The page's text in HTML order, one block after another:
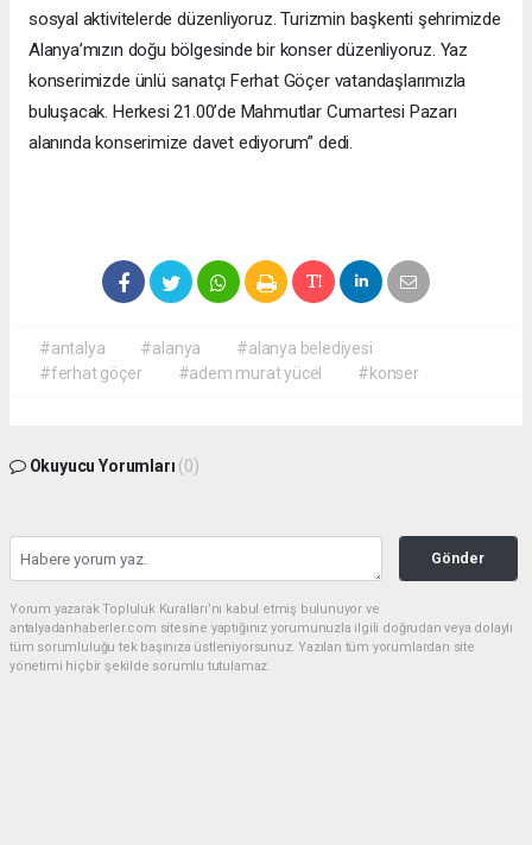
sosyal aktivitelerde düzenliyoruz. Turizmin başkenti şehrimizde
Alanya’mızın doğu bölgesinde bir konser düzenliyoruz. Yaz
konserimizde ünlü sanatçı Ferhat Göçer vatandaşlarımızla
buluşacak. Herkesi 21.00’de Mahmutlar Cumartesi Pazarı
alanında konserimize davet ediyorum” dedi.
#antalya #alanya
#alanya belediyesi
#ferhat göçer
#adem murat yücel #konser
Okuyucu Yorumları (0)
Gönder
Yorum yazarak Topluluk Kuralları’nı kabul etmiş bulunuyor ve
antalyadanhaberler.com sitesine yaptığınız yorumunuzla ilgili doğrudan veya dolaylı
tüm sorumluluğu tek başınıza üstleniyorsunuz. Yazılan tüm yorumlardan site
yönetimi hiçbir şekilde sorumlu tutulamaz.